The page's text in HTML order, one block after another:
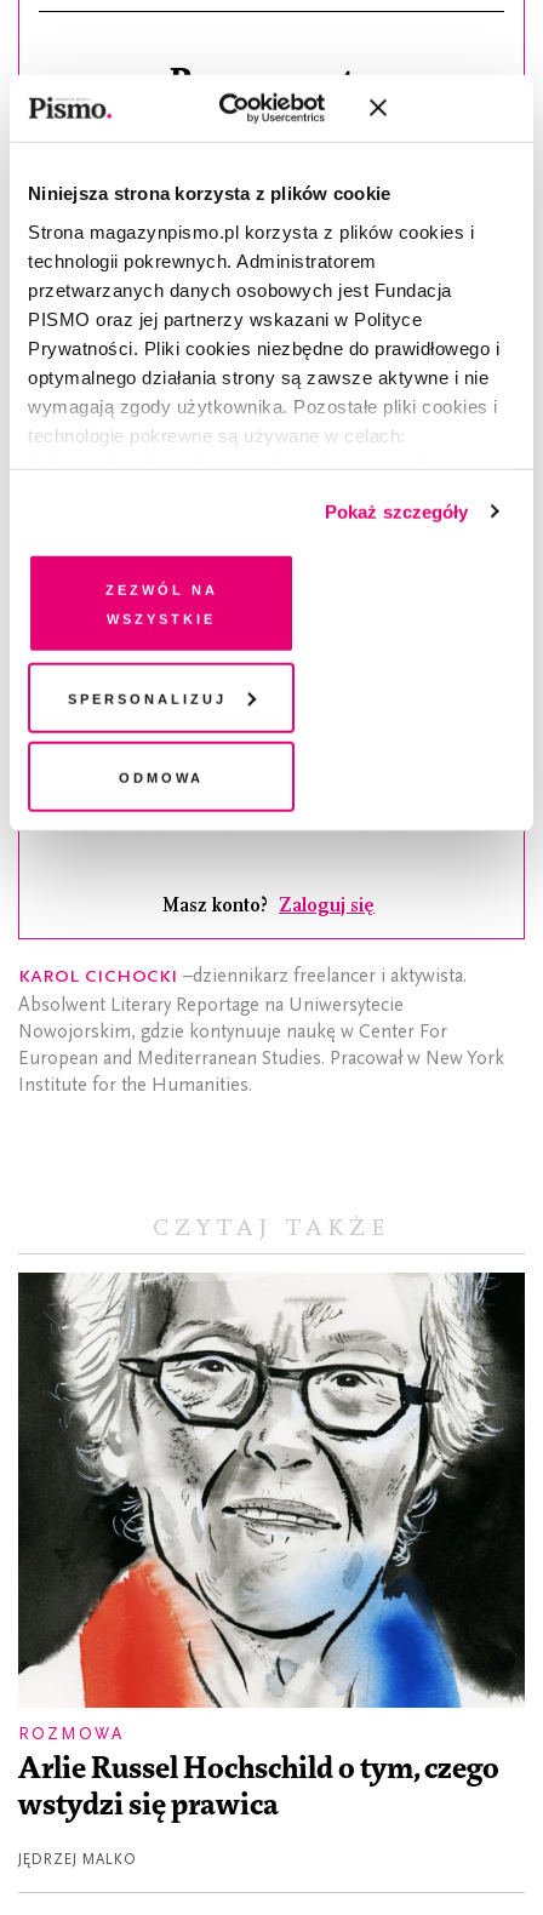
Niniejsza strona korzysta z plików cookie
Strona magazynpismo.pl korzysta z plików cookies i
technologii pokrewnych. Administratorem
przetwarzanych danych osobowych jest Fundacja
PISMO oraz jej partnerzy wskazani w Polityce
Prywatności. Pliki cookies niezbędne do prawidłowego i
optymalnego działania strony są zawsze aktywne i nie
wymagają zgody użytkownika. Pozostałe pliki cookies i
technologie pokrewne są używane w celach:
dobrowolną zgodę na pliki cookies i technologie
pokrewne, zgadzasz się na przechowywanie informacji
na Twoim urządzeniu końcowym lub dostęp do niego i
przetwarzanie danych. Zgodę na wszystkie lub niektóre
chwili wycofać lub ponowić w zakładce "Ustawienia
plików cookie". Wycofanie zgody nie wpływa na
legalność przetwarzania danych przed jej wycofaniem
Pokaż szczegóły
Zezwól na
wszystkie
Spersonalizuj
Odmowa
Prenumerata
co miesiąc papierowe wydanie,
24,99 / miesiąc
WYBIERAM
Masz konto? Zaloguj się
Karol Cichocki –dziennikarz freelancer i aktywista.
Absolwent Literary Reportage na Uniwersytecie
Nowojorskim, gdzie kontynuuje naukę w Center For
European and Mediterranean Studies. Pracował w New York
Institute for the Humanities.
CZYTAJ TAKŻE
ROZMOWA
Arlie Russel Hochschild o tym, czego
wstydzi się prawica
JĘDRZEJ MALKO